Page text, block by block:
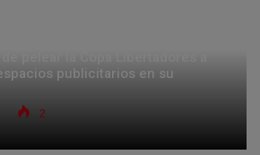
publicitarios en su
2